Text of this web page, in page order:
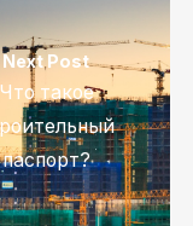
Next Post
Что такое
паспорт?